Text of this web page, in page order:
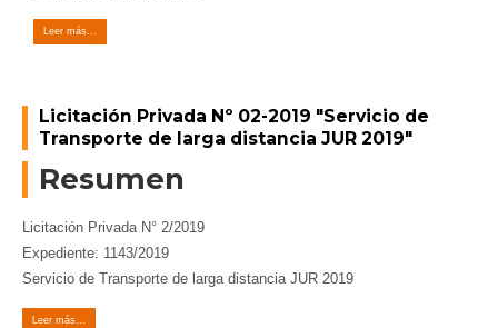
Leer más...
Licitación Privada Nº 02-2019 "Servicio de
Transporte de larga distancia JUR 2019"
Resumen
Licitación Privada N° 2/2019
Expediente: 1143/2019
Servicio de Transporte de larga distancia JUR 2019
Leer más...